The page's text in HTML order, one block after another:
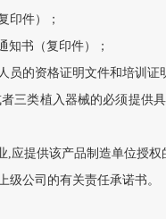
印件）；
知书（复印件）；
员的资格证明文件和培训证
三类植入器械的必须提供
应提供该产品制造单位授权
级公司的有关责任承诺书。